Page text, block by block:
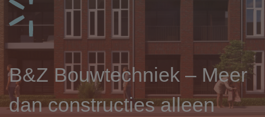
B&Z Bouwtechniek – Meer
dan constructies alleen